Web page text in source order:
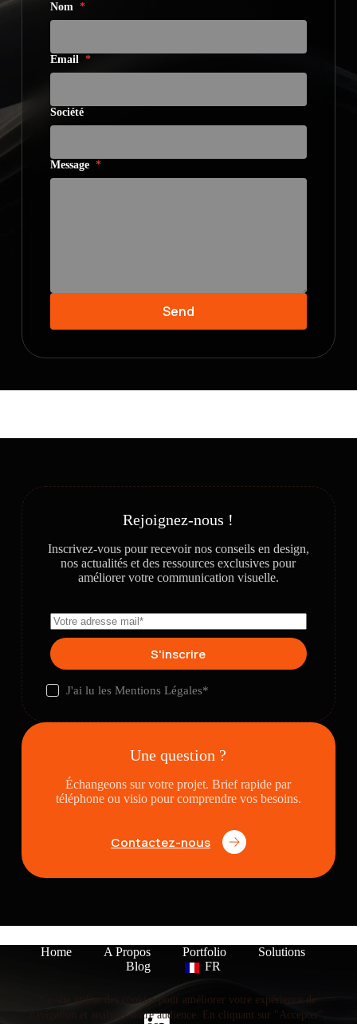
Ce site utilise des cookies pour améliorer votre expérience de
navigation et analyser notre audience. En cliquant sur "Accepter",
Nom *
Email *
Société
Message *
Send
Rejoignez-nous !
Inscrivez-vous pour recevoir nos conseils en design,
nos actualités et des ressources exclusives pour
améliorer votre communication visuelle.
S'inscrire
J'ai lu lesMentions Légales*
Une question ?
Échangeons sur votre projet. Brief rapide par
téléphone ou visio pour comprendre vos besoins.
Contactez-nous
Home A Propos Portfolio
Solutions
Blog
FR